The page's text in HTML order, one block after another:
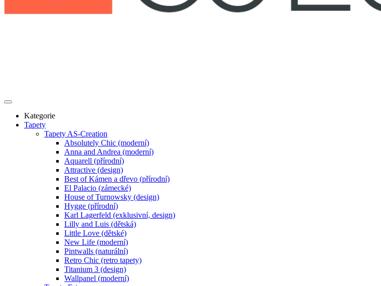
Kategorie
Tapety
Tapety AS-Creation
Absolutely Chic (moderní)
Anna and Andrea (moderní)
Aquarell (přírodní)
Attractive (design)
Best of Kámen a dřevo (přírodní)
El Palacio (zámecké)
House of Turnowsky (design)
Hygge (přírodní)
Karl Lagerfeld (exklusivní, design)
Lilly and Luis (dětská)
Little Love (dětské)
New Life (moderní)
Pintwalls (naturální)
Retro Chic (retro tapety)
Titanium 3 (design)
Wallpanel (moderní)